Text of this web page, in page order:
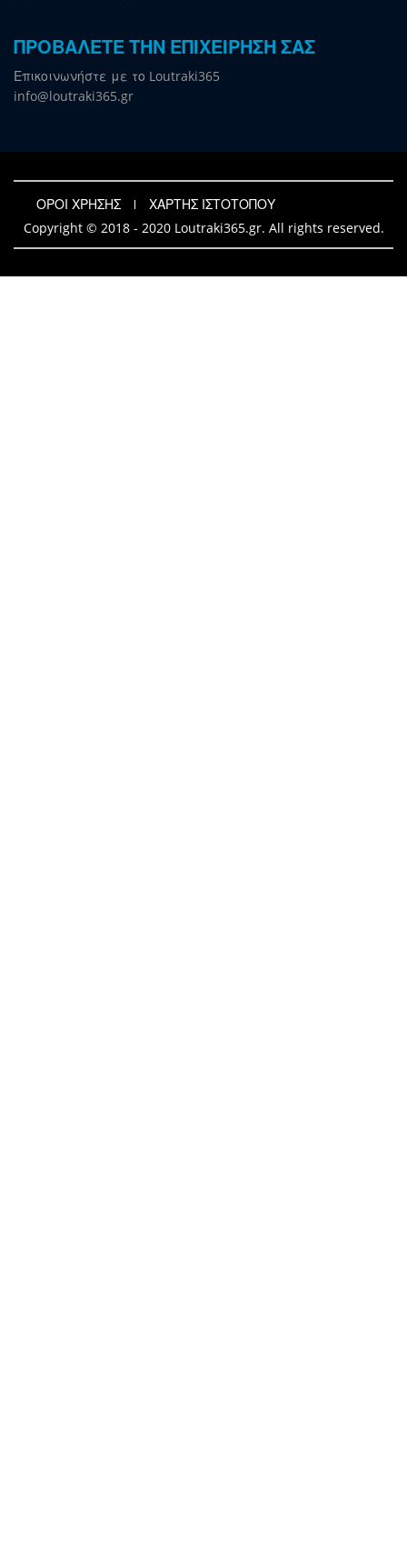
ΠΡΟΒΑΛΕΤΕ ΤΗΝ ΕΠΙΧΕΙΡΗΣΗ ΣΑΣ
Επικοινωνήστε με το Loutraki365
info@loutraki365.gr
ΟΡΟΙ ΧΡΗΣΗΣ
ΧΑΡΤΗΣ ΙΣΤΟΤΟΠΟΥ
Copyright © 2018 - 2020 Loutraki365.gr. All rights reserved.